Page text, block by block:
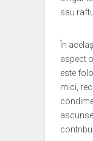
sau
În
aspect
este
mici,